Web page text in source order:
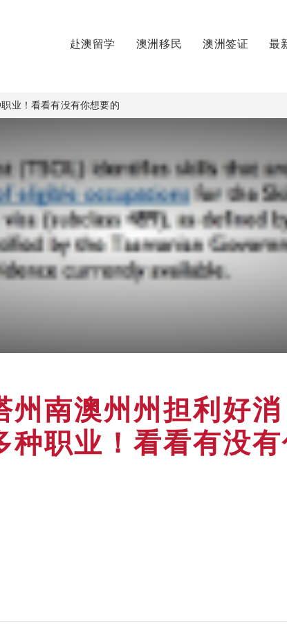
赴澳留学 澳洲移民 澳洲签证 最
业！看看有没有你想要的
州南澳州州担利好消
种职业！看看有没